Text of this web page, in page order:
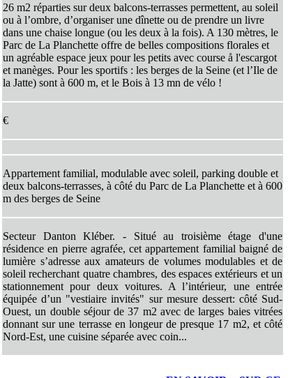
26 m2 réparties sur deux balcons-terrasses permettent, au soleil
ou à l’ombre, d’organiser une dînette ou de prendre un livre
dans une chaise longue (ou les deux à la fois). A 130 mètres, le
Parc de La Planchette offre de belles compositions florales et
un agréable espace jeux pour les petits avec course å l'escargot
et manèges. Pour les sportifs : les berges de la Seine (et l’Ile de
la Jatte) sont à 600 m, et le Bois à 13 mn de vélo !
€
Appartement familial, modulable avec soleil, parking double et
deux balcons-terrasses, à côté du Parc de La Planchette et à 600
m des berges de Seine
Secteur Danton Kléber. - Situé au troisième étage d'une
résidence en pierre agrafée, cet appartement familial baigné de
lumière s’adresse aux amateurs de volumes modulables et de
soleil recherchant quatre chambres, des espaces extérieurs et un
stationnement pour deux voitures. A l’intérieur, une entrée
équipée d’un "vestiaire invités" sur mesure dessert: côté Sud-
Ouest, un double séjour de 37 m2 avec de larges baies vitrées
donnant sur une terrasse en longeur de presque 17 m2, et côté
Nord-Est, une cuisine séparée avec coin...